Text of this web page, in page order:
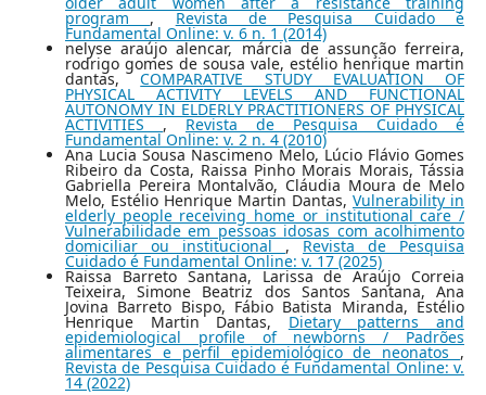
program,Revista de Pesquisa Cuidado é
Fundamental Online: v. 6 n. 1 (2014)
nelyse araújo alencar, márcia de assunção ferreira,
rodrigo gomes de sousa vale, estélio henrique martin
dantas,COMPARATIVE STUDY EVALUATION OF
PHYSICAL ACTIVITY LEVELS AND FUNCTIONAL
AUTONOMY IN ELDERLY PRACTITIONERS OF PHYSICAL
ACTIVITIES,Revista de Pesquisa Cuidado é
Fundamental Online: v. 2 n. 4 (2010)
Ana Lucia Sousa Nascimeno Melo, Lúcio Flávio Gomes
Ribeiro da Costa, Raissa Pinho Morais Morais, Tássia
Gabriella Pereira Montalvão, Cláudia Moura de Melo
Melo, Estélio Henrique Martin Dantas, Vulnerability in
elderly people receiving home or institutional care /
Vulnerabilidade em pessoas idosas com acolhimento
domiciliar ou institucional,Revista de Pesquisa
Cuidado é Fundamental Online: v. 17 (2025)
Raissa Barreto Santana, Larissa de Araújo Correia
Teixeira, Simone Beatriz dos Santos Santana, Ana
Jovina Barreto Bispo, Fábio Batista Miranda, Estélio
Henrique Martin Dantas, Dietary patterns and
epidemiological profile of newborns / Padrões
alimentares e perfil epidemiológico de neonatos,
Revista de Pesquisa Cuidado é Fundamental Online: v.
14 (2022)